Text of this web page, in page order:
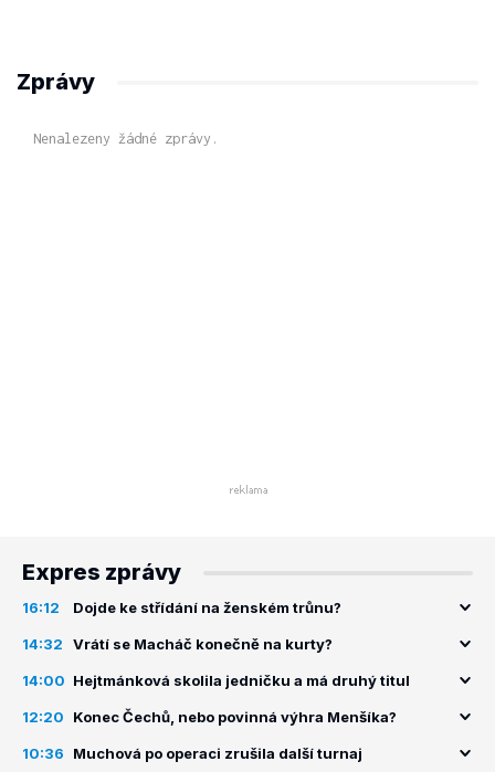
Zprávy
Nenalezeny žádné zprávy.
Expres zprávy
16:12 Dojde ke střídání na ženském trůnu?
14:32 Vrátí se Macháč konečně na kurty?
14:00 Hejtmánková skolila jedničku a má druhý titul
12:20 Konec Čechů, nebo povinná výhra Menšíka?
10:36 Muchová po operaci zrušila další turnaj